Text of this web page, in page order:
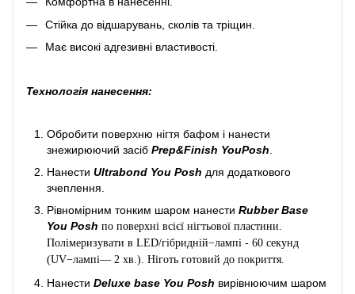
Стійка до відшарувань, сколів та тріщин.
Має високі адгезивні властивості.
Технологія нанесення:
Обробити поверхню нігтя бафом і нанести
знежирюючий засіб Prep&Finish YouPosh
Нанести Ultrabond You Posh для додаткового
зчеплення.
Рівномірним тонким шаром нанести Rubber Base
You Posh по поверхні всієї нігтьової пластини.
Полімеризувати в LED/гібридній−лампі - 60 секунд
(UV−лампі— 2 хв.). Ніготь готовий до покриття.
Нанести Deluxe base You Posh вирівнюючим шаром